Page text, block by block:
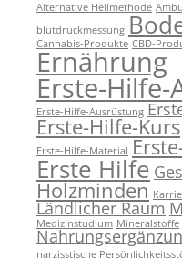
Alternative Heilmethode
blutdruckmessung
Cannabis-Produkte CBD-
Ernährung
Erste-
Erste-Hilfe-Ausrüstung
Erste-Hilfe-Kurs
Erste-Hilfe-Material
Erste Hilfe
Holzminden
Ländlicher Raum
Medizinstudium Mineralstoffe
narzisstische